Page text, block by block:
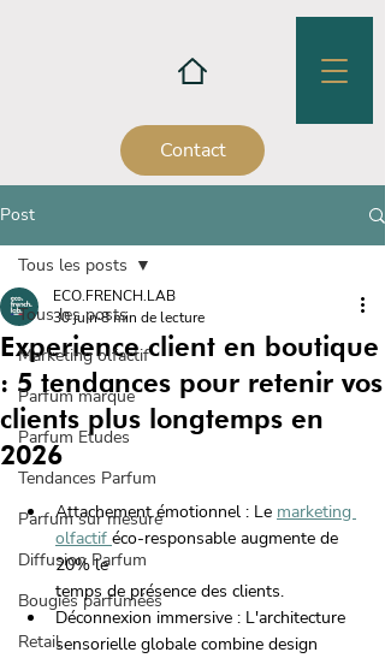
Contact
Post
Tous les posts
Marketing olfactif
Parfum marque
Parfum Etudes
Tendances Parfum
Parfum sur mesure
Diffusion Parfum
Bougies parfumées
Retail
Tous les posts
Experience client en boutique
: 5 tendances pour retenir vos
clients plus longtemps en
2026
ECO.FRENCH.LAB
30 juin8 min de lecture
Attachement émotionnel : Le marketing
olfactif éco-responsable augmente de
20% le
temps de présence des clients.
Déconnexion immersive : L'architecture
sensorielle globale combine design